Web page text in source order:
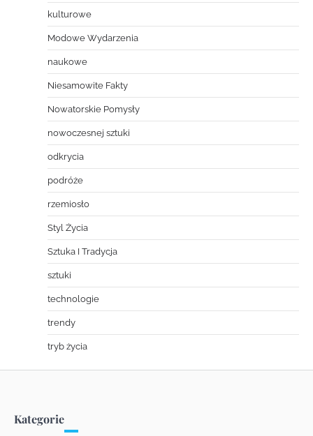
kulturowe
Modowe Wydarzenia
naukowe
Niesamowite Fakty
Nowatorskie Pomysły
nowoczesnej sztuki
odkrycia
podróże
rzemiosło
Styl Życia
Sztuka I Tradycja
sztuki
technologie
trendy
tryb życia
Kategorie